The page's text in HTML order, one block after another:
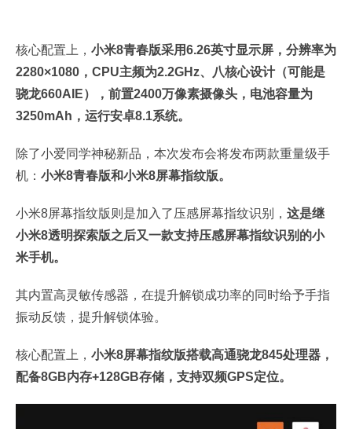
核心配置上， 小米8青春版采用6.26英寸显示屏，分辨率为
2280×1080，CPU主频为2.2GHz、八核心设计（可能是
骁龙660AIE），前置2400万像素摄像头，电池容量为
3250mAh，运行安卓8.1系统。
除了小爱同学神秘新品，本次发布会将发布两款重量级手
机： 小米8青春版和小米8屏幕指纹版。
小米8屏幕指纹版则是加入了压感屏幕指纹识别， 这是继
小米8透明探索版之后又一款支持压感屏幕指纹识别的小
米手机。
其内置高灵敏传感器，在提升解锁成功率的同时给予手指
振动反馈，提升解锁体验。
核心配置上， 小米8屏幕指纹版搭载高通骁龙845处理器，
配备8GB内存+128GB存储，支持双频GPS定位。